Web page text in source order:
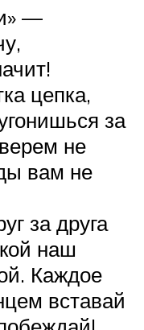
—
цепка,
за
не
вам не
за друга
наш
Каждое
вставай